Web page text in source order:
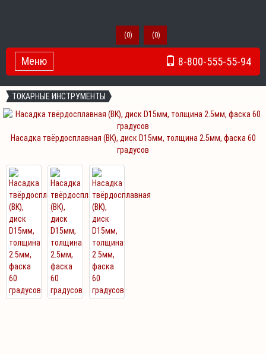
(0) (0)
8-800-555-55-94
Toggle Navigation
Меню
ТОКАРНЫЕ ИНСТРУМЕНТЫ
Насадка твёрдосплавная (ВК), диск D15мм, толщина 2.5мм, фаска 60
градусов